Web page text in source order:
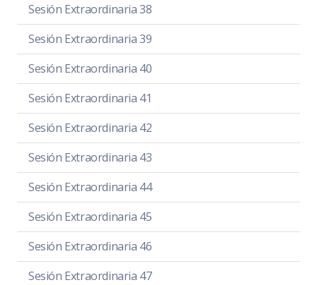
Sesión Extraordinaria 38
Sesión Extraordinaria 39
Sesión Extraordinaria 40
Sesión Extraordinaria 41
Sesión Extraordinaria 42
Sesión Extraordinaria 43
Sesión Extraordinaria 44
Sesión Extraordinaria 45
Sesión Extraordinaria 46
Sesión Extraordinaria 47